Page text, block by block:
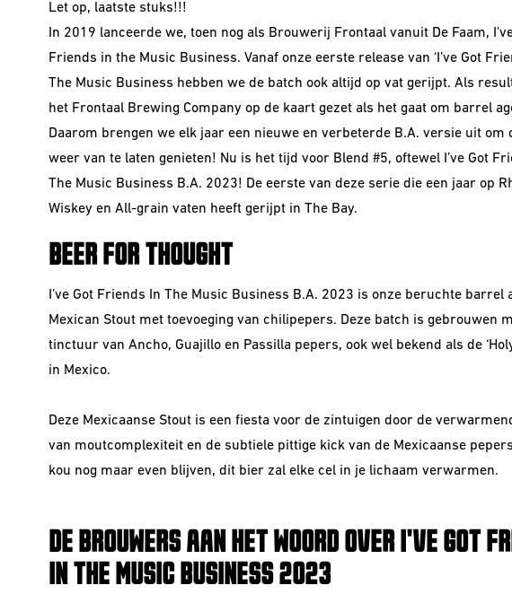
Let op, laatste stuks!!!
In 2019 lanceerde we, toen nog als Brouwerij Frontaal vanuit De Faam,
Friends in the Music Business. Vanaf onze eerste release van ‘I’ve Got
The Music Business hebben we de batch ook altijd op vat gerijpt. Als
het Frontaal Brewing Company op de kaart gezet als het gaat om barrel
Daarom brengen we elk jaar een nieuwe en verbeterde B.A. versie uit om
weer van te laten genieten! Nu is het tijd voor Blend #5, oftewel I’ve Got
The Music Business B.A. 2023! De eerste van deze serie die een jaar op
Wiskey en All-grain vaten heeft gerijpt in The Bay.
BEER FOR THOUGHT
I’ve Got Friends In The Music Business B.A. 2023 is onze beruchte barrel
Mexican Stout met toevoeging van chilipepers. Deze batch is gebrouwen
tinctuur van Ancho, Guajillo en Passilla pepers, ook wel bekend als de
in Mexico.
Deze Mexicaanse Stout is een fiesta voor de zintuigen door de
van moutcomplexiteit en de subtiele pittige kick van de Mexicaanse
kou nog maar even blijven, dit bier zal elke cel in je lichaam verwarmen.
DE BROUWERS AAN HET WOORD OVER I'VE GOT
IN THE MUSIC BUSINESS 2023